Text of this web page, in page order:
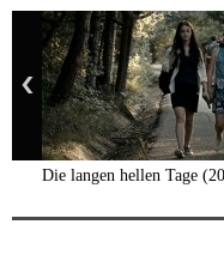
Die langen hellen Tage